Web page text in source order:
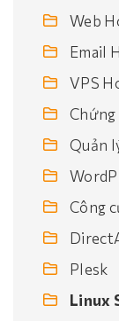
Web
Email
VPS
Chứng
Quản
Công
Plesk
Linux